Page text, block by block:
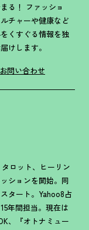
る！ ファッショ
チャーや健康など
くすぐる情報を独
けします。
お問い合わせ
ロット、ヒーリン
ションを開始。同
タート。Yahoo8占
年間担当。現在は
、『オトナミュー